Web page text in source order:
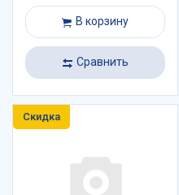
В корзину
Сравнить
Скидка